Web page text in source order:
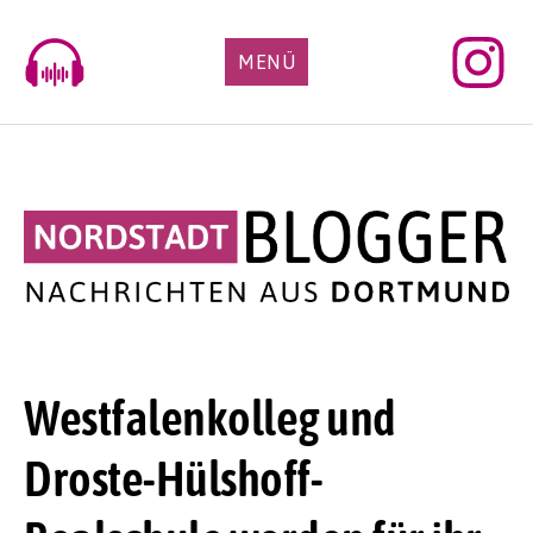
content
MENÜ
Westfalenkolleg und
Droste-Hülshoff-